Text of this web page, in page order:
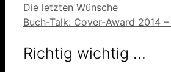
Die letzten Wünsche
Buch-Talk: Cover-Award 2014
Richtig wichtig …